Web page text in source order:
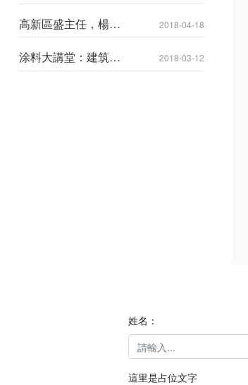
高新區盛主任，楊局
長一行領導蒞臨公司
2018-04-18
涂料大講堂：建筑反
射隔熱涂料—熱反射
2018-03-12
姓名：
這里是占位文字